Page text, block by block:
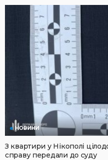
НОВИНИ
З квартири у Нікополі
справу передали до суду